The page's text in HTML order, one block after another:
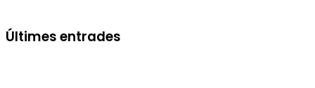
Últimes entrades